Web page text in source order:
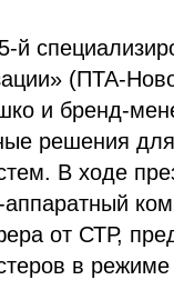
и
решения для
В ходе
от СТР,
в